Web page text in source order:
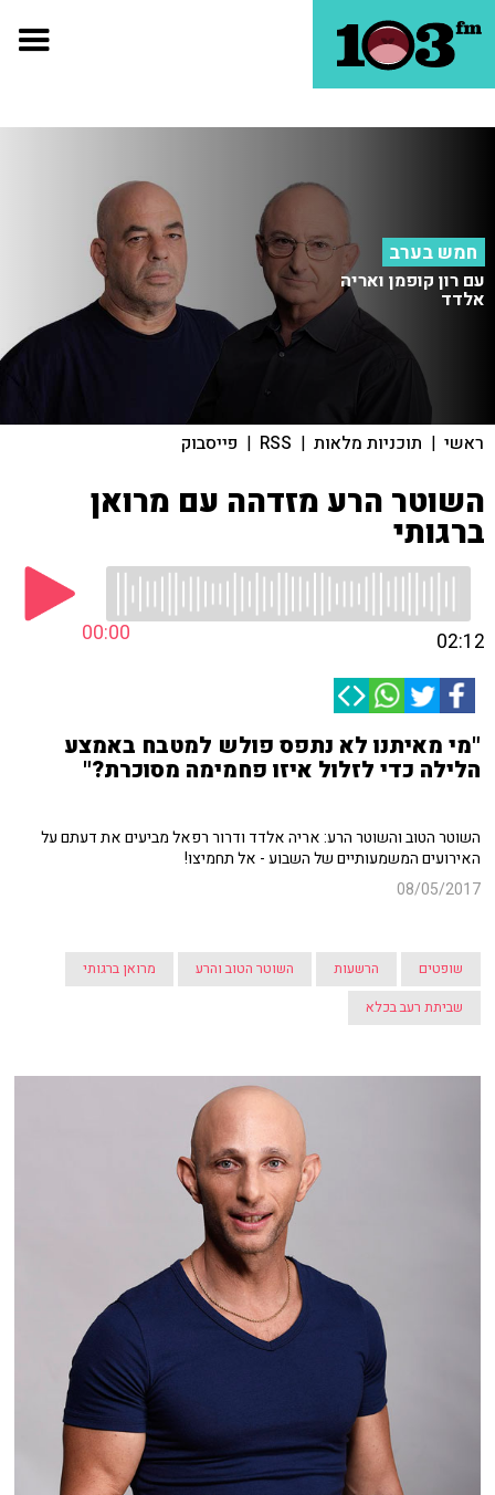
חמש בערב
עם רון קופמן ואריה
אלדד
ראשי | תוכניות מלאות |
RSS
| פייסבוק
השוטר הרע מזדהה עם מרואן
ברגותי
00:00 02:12
"מי מאיתנו לא נתפס פולש למטבח באמצע
הלילה כדי לזלול איזו פחמימה מסוכרת?"
השוטר הטוב והשוטר הרע: אריה אלדד ודרור רפאל מביעים את דעתם על
האירועים המשמעותיים של השבוע - אל תחמיצו!
08/05/2017
שופטים הרשעות השוטר הטוב והרע
מרואן ברגותי
שביתת רעב בכלא